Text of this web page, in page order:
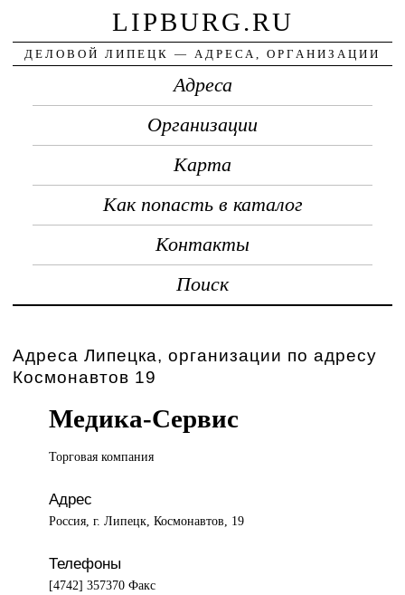
LIPBURG.RU
ДЕЛОВОЙ ЛИПЕЦК — АДРЕСА, ОРГАНИЗАЦИИ
Адреса
Организации
Карта
Как попасть в каталог
Контакты
Поиск
Адреса Липецка, организации по адресу
Космонавтов 19
Медика-Сервис
Торговая компания
Адрес
Россия, г. Липецк, Космонавтов, 19
Телефоны
[4742] 357370 Факс